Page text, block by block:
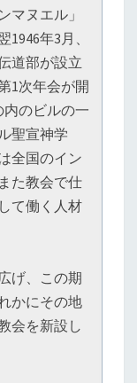
マヌエル」
年3月、
道部が設立
1次年会が開
内のビルの一
聖宣神学
全国のイン
た教会で仕
て働く人材
げ、この期
かにその地
会を新設し